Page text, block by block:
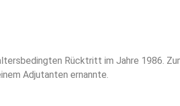
Rücktritt im Jahre 1986.
Adjutanten ernannte.